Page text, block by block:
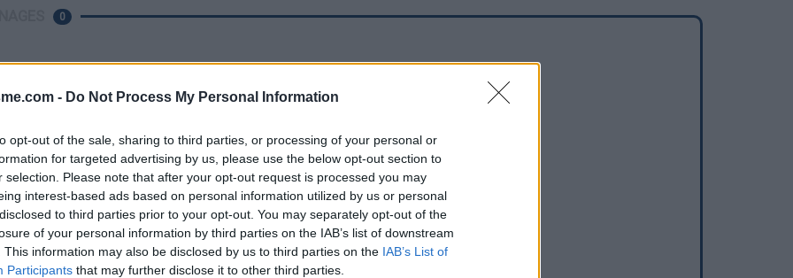
- Do Not Process My Personal Information
opt-out of the sale, sharing to third parties, or processing of your personal or
for targeted advertising by us, please use the below opt-out section to
selection. Please note that after your opt-out request is processed you may
interest-based ads based on personal information utilized by us or personal
to third parties prior to your opt-out. You may separately opt-out of the
of your personal information by third parties on the IAB’s list of downstream
This information may also be disclosed by us to third parties on the IAB’s List of
Participants that may further disclose it to other third parties.
0
Afficher la carte